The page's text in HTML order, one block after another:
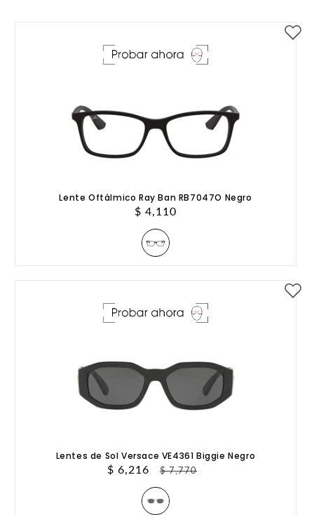
Lente Oftálmico Ray Ban RB7047O Negro
Precio
habitual
$ 4,110
Lentes de Sol Versace VE4361 Biggie Negro
Precio
$ 6,216
Precio
habitual
$ 7,770